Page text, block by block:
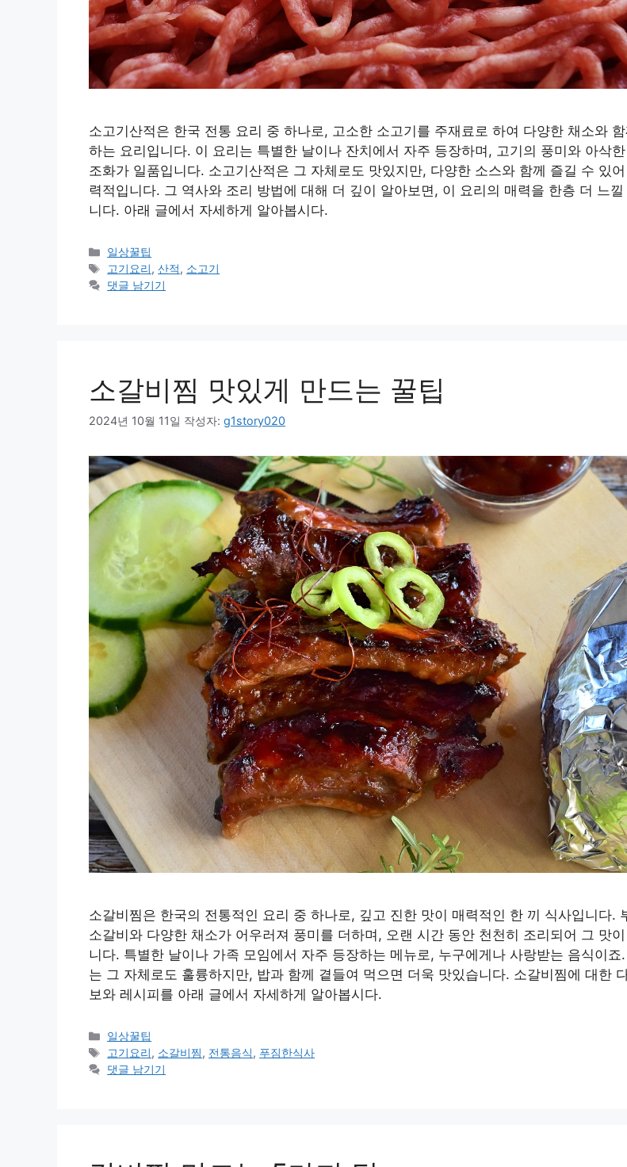
소고기산적은 한국 전통 요리 중 하나로, 고소한 소고기를 주재료로 하여 다양한 채소와 함
하는 요리입니다. 이 요리는 특별한 날이나 잔치에서 자주 등장하며, 고기의 풍미와 아삭한
조화가 일품입니다. 소고기산적은 그 자체로도 맛있지만, 다양한 소스와 함께 즐길 수 있
력적입니다. 그 역사와 조리 방법에 대해 더 깊이 알아보면, 이 요리의 매력을 한층 더 느낄
니다. 아래 글에서 자세하게 알아봅시다.
카
테
고
일상꿀팁
태
그
고기요리,산적, 소고기
댓글 남기기
소갈비찜 맛있게 만드는 꿀팁
2024년 10월 11일 작성자: g1story020
소갈비찜은 한국의 전통적인 요리 중 하나로, 깊고 진한 맛이 매력적인 한 끼 식사입니다.
소갈비와 다양한 채소가 어우러져 풍미를 더하며, 오랜 시간 동안 천천히 조리되어 그 맛
니다. 특별한 날이나 가족 모임에서 자주 등장하는 메뉴로, 누구에게나 사랑받는 음식이죠
는 그 자체로도 훌륭하지만, 밥과 함께 곁들여 먹으면 더욱 맛있습니다. 소갈비찜에 대한
보와 레시피를 아래 글에서 자세하게 알아봅시다.
카
테
고
일상꿀팁
태
그
고기요리, 소갈비찜, 전통음식, 푸짐한식사
댓글 남기기